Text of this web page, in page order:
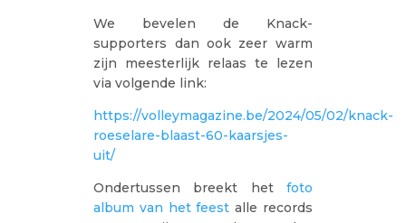
We bevelen de Knack-
supporters dan ook zeer warm
zijn meesterlijk relaas te lezen
via volgende link:
https://volleymagazine.be/2024/05/02/knack-
roeselare-blaast-60-kaarsjes-
uit/
Ondertussen breekt het foto
album van het feest alle records